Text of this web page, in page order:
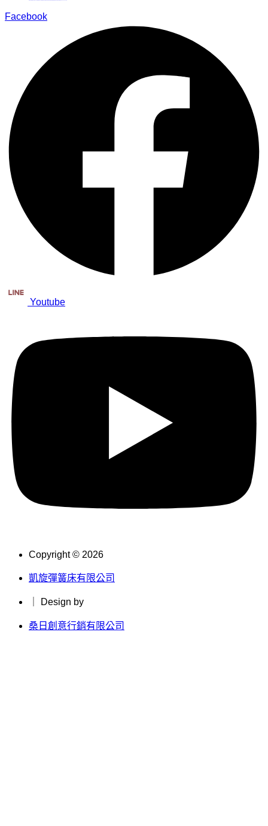
Facebook
Youtube
Copyright © 2026
凱旋彈簧床有限公司
｜ Design by
桑日創意行銷有限公司